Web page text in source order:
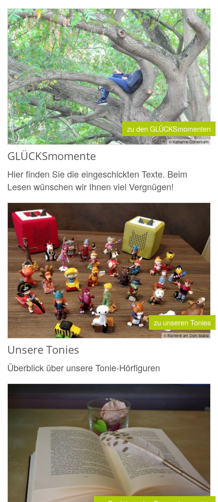
zu den GLÜCKSmomenten
© Katharine Dörnemann
GLÜCKSmomente
Hier finden Sie die eingeschickten Texte. Beim
Lesen wünschen wir Ihnen viel Vergnügen!
zu unseren Tonies
© Bücherei am Dom Mainz
Unsere Tonies
Überblick über unsere Tonie-Hörfiguren